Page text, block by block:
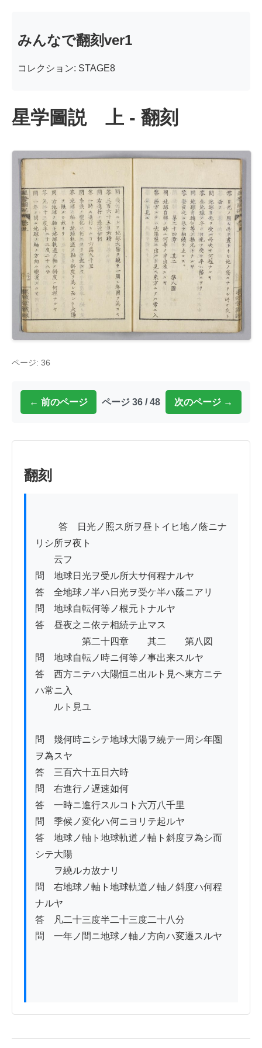
みんなで翻刻ver1
コレクション: STAGE8
星学圖説 上 - 翻刻
ページ: 36
← 前のページ ページ 36 / 48 次のページ →
翻刻
リシ所ヲ夜ト
云フ
問　地球日光ヲ受ル所大サ何程ナルヤ
答　全地球ノ半ハ日光ヲ受ケ半ハ蔭ニアリ
問　地球自転何等ノ根元トナルヤ
答　昼夜之ニ依テ相続テ止マス
第二十四章　　其二　　第八図
問　地球自転ノ時ニ何等ノ事出来スルヤ
答　西方ニテハ大陽恒ニ出ルト見ヘ東方ニテ
ハ常ニ入
ルト見ユ
問　幾何時ニシテ地球大陽ヲ繞テ一周シ年圏
ヲ為スヤ
答　三百六十五日六時
問　右進行ノ遅速如何
答　一時ニ進行スルコト六万八千里
問　季候ノ変化ハ何ニヨリテ起ルヤ
答　地球ノ軸ト地球軌道ノ軸ト斜度ヲ為シ而
シテ大陽
ヲ繞ルカ故ナリ
問　右地球ノ軸ト地球軌道ノ軸ノ斜度ハ何程
ナルヤ
答　凡二十三度半二十三度二十八分
問　一年ノ間ニ地球ノ軸ノ方向ハ変遷スルヤ